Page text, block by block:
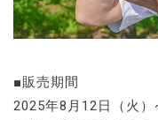
■販売期間
2025年8月12日（火）